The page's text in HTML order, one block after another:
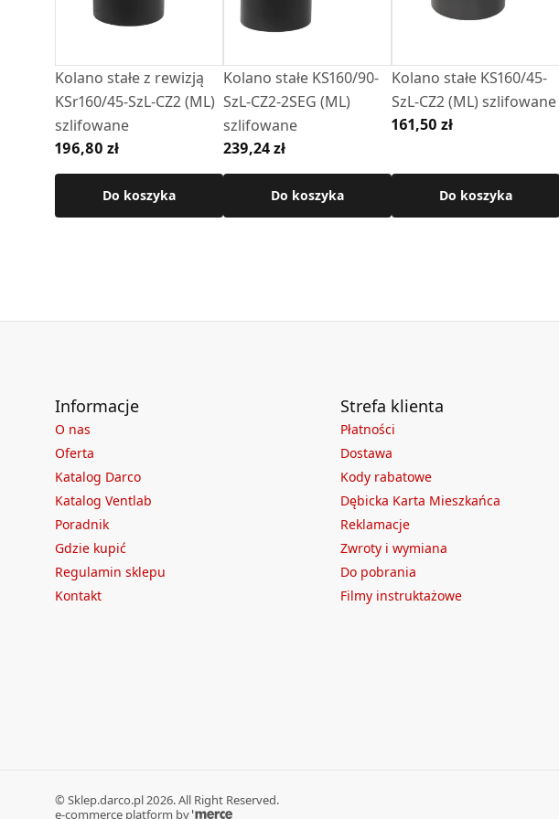
Kolano stałe z rewizją
KSr160/45-SzL-CZ2 (ML)
szlifowane
196,80 zł
Do koszyka
Kolano stałe KS160/90-
SzL-CZ2-2SEG (ML)
szlifowane
239,24 zł
Do koszyka
Kolano stałe KS160/45-
SzL-CZ2 (ML) szlifowane
161,50 zł
Do koszyka
Informacje
O nas
Oferta
Katalog Darco
Katalog Ventlab
Poradnik
Gdzie kupić
Regulamin sklepu
Kontakt
Strefa klienta
Płatności
Dostawa
Kody rabatowe
Dębicka Karta Mieszkańca
Reklamacje
Zwroty i wymiana
Do pobrania
Filmy instruktażowe
© Sklep.darco.pl 2026. All Right Reserved.
e-commerce platform by